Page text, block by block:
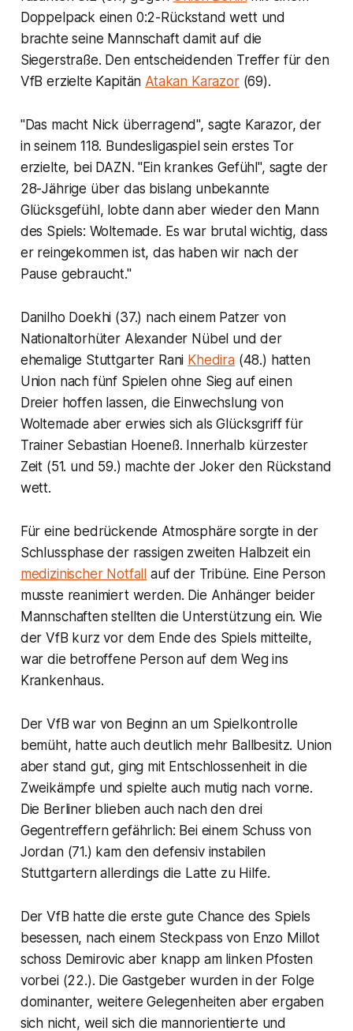
Doppelpack einen 0:2-Rückstand wett und
brachte seine Mannschaft damit auf die
Siegerstraße. Den entscheidenden Treffer für den
VfB erzielte Kapitän Atakan Karazor(69).
"Das macht Nick überragend", sagte Karazor, der
in seinem 118. Bundesligaspiel sein erstes Tor
erzielte, bei DAZN. "Ein krankes Gefühl", sagte der
28-Jährige über das bislang unbekannte
Glücksgefühl, lobte dann aber wieder den Mann
des Spiels: Woltemade. Es war brutal wichtig, dass
er reingekommen ist, das haben wir nach der
Pause gebraucht."
Danilho Doekhi (37.) nach einem Patzer von
Nationaltorhüter Alexander Nübel und der
ehemalige Stuttgarter Rani Khedira(48.) hatten
Union nach fünf Spielen ohne Sieg auf einen
Dreier hoffen lassen, die Einwechslung von
Woltemade aber erwies sich als Glücksgriff für
Trainer Sebastian Hoeneß. Innerhalb kürzester
Zeit (51. und 59.) machte der Joker den Rückstand
wett.
Für eine bedrückende Atmosphäre sorgte in der
Schlussphase der rassigen zweiten Halbzeit ein
medizinischer Notfall auf der Tribüne. Eine Person
musste reanimiert werden. Die Anhänger beider
Mannschaften stellten die Unterstützung ein. Wie
der VfB kurz vor dem Ende des Spiels mitteilte,
war die betroffene Person auf dem Weg ins
Krankenhaus.
Der VfB war von Beginn an um Spielkontrolle
bemüht, hatte auch deutlich mehr Ballbesitz. Union
aber stand gut, ging mit Entschlossenheit in die
Zweikämpfe und spielte auch mutig nach vorne.
Die Berliner blieben auch nach den drei
Gegentreffern gefährlich: Bei einem Schuss von
Jordan (71.) kam den defensiv instabilen
Stuttgartern allerdings die Latte zu Hilfe.
Der VfB hatte die erste gute Chance des Spiels
besessen, nach einem Steckpass von Enzo Millot
schoss Demirovic aber knapp am linken Pfosten
vorbei (22.). Die Gastgeber wurden in der Folge
dominanter, weitere Gelegenheiten aber ergaben
sich nicht, weil sich die mannorientierte und